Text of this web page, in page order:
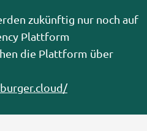
zukünftig nur noch auf
Plattform
die Plattform über